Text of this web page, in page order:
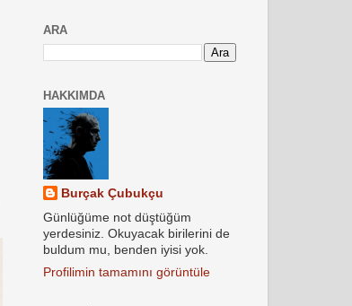
ARA
HAKKIMDA
Burçak Çubukçu
Günlüğüme not düştüğüm
yerdesiniz. Okuyacak birilerini de
buldum mu, benden iyisi yok.
Profilimin tamamını görüntüle